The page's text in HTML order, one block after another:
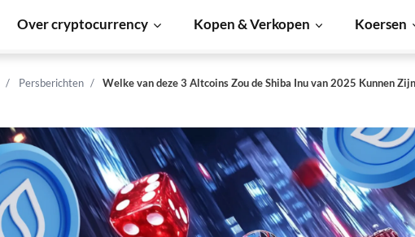
Over cryptocurrency Kopen & Verkopen Koersen
Persberichten
Welke van deze 3 Altcoins Zou de Shiba Inu van 2025 Kunnen